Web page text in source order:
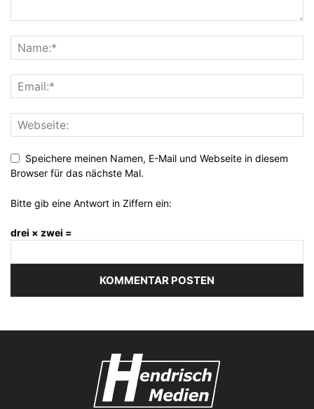
Speichere meinen Namen, E-Mail und Webseite in diesem
Browser für das nächste Mal.
Bitte gib eine Antwort in Ziffern ein:
drei × zwei =